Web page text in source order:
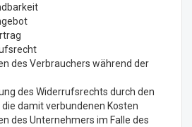
des Verbrauchers während der
des Widerrufsrechts durch den
damit verbundenen Kosten
des Unternehmers im Falle des